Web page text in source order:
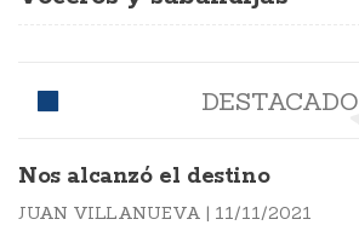
DESTACADO
Nos alcanzó el destino
JUAN VILLANUEVA | 11/11/2021